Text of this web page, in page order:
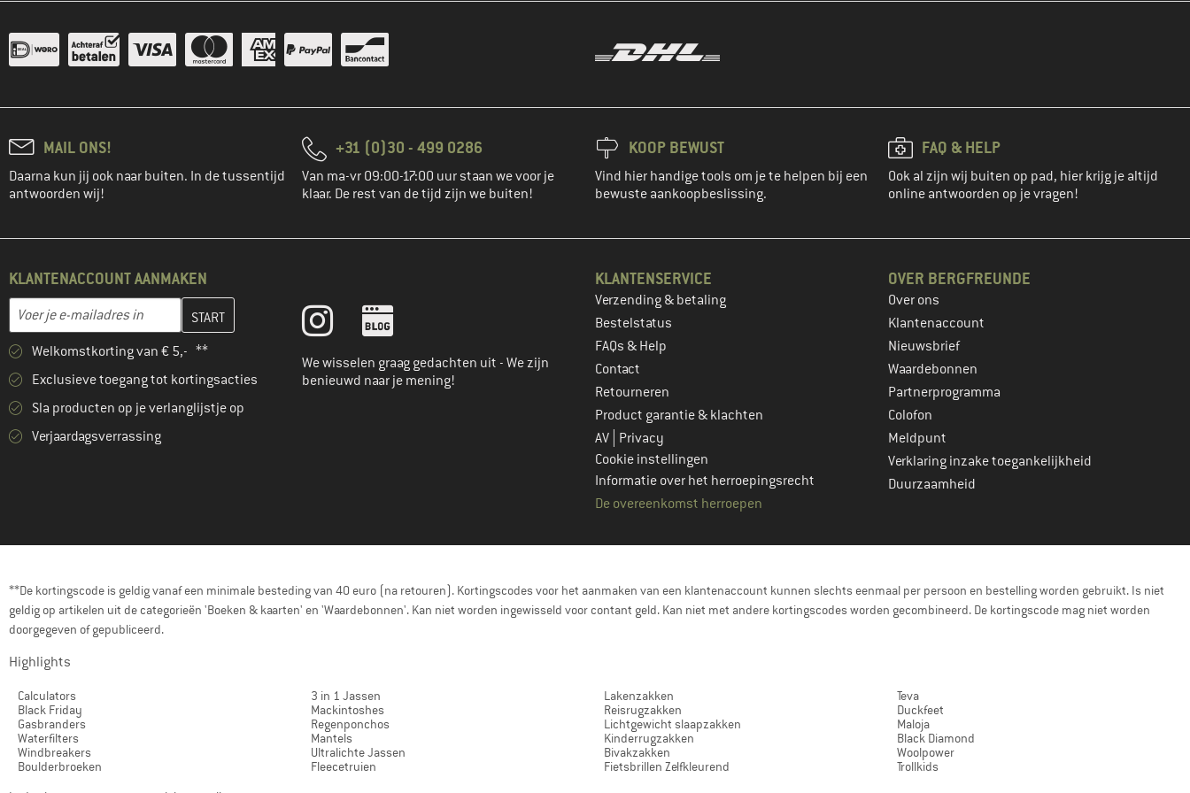
Tasmanian Tiger (2)
Yeti Coolers
MAIL ONS!
Daarna kun jij ook naar buiten. In de tussentijd
antwoorden wij!
+31 (0)30 - 499 0286
Van ma-vr 09:00-17:00 uur staan we voor je
klaar. De rest van de tijd zijn we buiten!
KOOP BEWUST
Vind hier handige tools om je te helpen bij een
bewuste aankoopbeslissing.
FAQ & HELP
Ook al zijn wij buiten op pad, hier krijg je altijd
online antwoorden op je vragen!
KLANTENACCOUNT AANMAKEN
E-mailadres
Vul je e-mailadres hier in en maak in de volgende stap je klantenaccount aan
Welkomstkorting van € 5,- **
Exclusieve toegang tot kortingsacties
Sla producten op je verlanglijstje op
Verjaardagsverrassing
We wisselen graag gedachten uit - We zijn
benieuwd naar je mening!
KLANTENSERVICE
Verzending & betaling
Bestelstatus
FAQs & Help
Contact
Retourneren
Product garantie & klachten
AV Privacy
Cookie instellingen
Informatie over het herroepingsrecht
De overeenkomst herroepen
OVER BERGFREUNDE
Over ons
Klantenaccount
Nieuwsbrief
Waardebonnen
Partnerprogramma
Colofon
Meldpunt
Verklaring inzake toegankelijkheid
Duurzaamheid
**De kortingscode is geldig vanaf een minimale besteding van 40 euro (na retouren). Kortingscodes voor het aanmaken van een klantenaccount kunnen slechts eenmaal per persoon en bestelling worden gebruikt. Is niet
geldig op artikelen uit de categorieën 'Boeken & kaarten' en 'Waardebonnen'. Kan niet worden ingewisseld voor contant geld. Kan niet met andere kortingscodes worden gecombineerd. De kortingscode mag niet worden
doorgegeven of gepubliceerd.
Highlights
Calculators
Black Friday
Gasbranders
Waterfilters
Windbreakers
Boulderbroeken
3 in 1 Jassen
Mackintoshes
Regenponchos
Mantels
Ultralichte Jassen
Fleecetruien
Lakenzakken
Reisrugzakken
Lichtgewicht slaapzakken
Kinderrugzakken
Bivakzakken
Fietsbrillen Zelfkleurend
Teva
Duckfeet
Maloja
Black Diamond
Woolpower
Trollkids